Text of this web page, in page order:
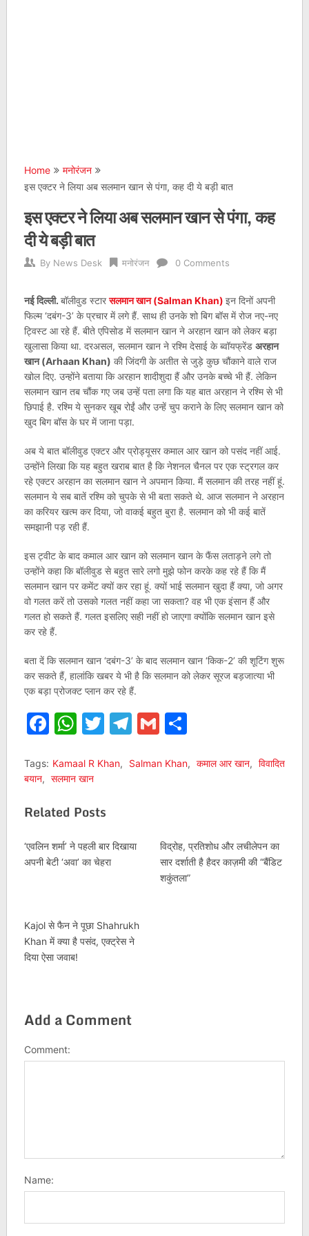
Home
मनोरंजन
इस एक्टर ने लिया अब सलमान खान से पंगा, कह दी ये बड़ी बात
इस एक्टर ने लिया अब सलमान खान से पंगा, कह
दी ये बड़ी बात
By News Desk मनोरंजन 0 Comments
नई दिल्ली. बॉलीवुड स्टारसलमान खान (Salman Khan) इन दिनों अपनी
फिल्म ‘दबंग-3’ के प्रचार में लगे हैं. साथ ही उनके शो बिग बॉस में रोज नए-नए
ट्विस्ट आ रहे हैं. बीते एपिसोड में सलमान खान ने अरहान खान को लेकर बड़ा
खुलासा किया था. दरअसल, सलमान खान ने रश्मि देसाई के ब्वॉयफ्रेंड अरहान
खान (Arhaan Khan) की जिंदगी के अतीत से जुड़े कुछ चौंकाने वाले राज
खोल दिए. उन्होंने बताया कि अरहान शादीशुदा हैं और उनके बच्चे भी हैं. लेकिन
सलमान खान तब चौंक गए जब उन्हें पता लगा कि यह बात अरहान ने रश्मि से भी
छिपाई है. रश्मि ये सुनकर खूब रोईं और उन्हें चुप कराने के लिए सलमान खान को
खुद बिग बॉस के घर में जाना पड़ा.
अब ये बात बॉलीवुड एक्टर और प्रोड्यूसर कमाल आर खान को पसंद नहीं आई.
उन्होंने लिखा कि यह बहुत खराब बात है कि नेशनल चैनल पर एक स्ट्रगल कर
रहे एक्टर अरहान का सलमान खान ने अपमान किया. मैं सलमान की तरह नहीं हूं.
सलमान ये सब बातें रश्मि को चुपके से भी बता सकते थे. आज सलमान ने अरहान
का करियर खत्म कर दिया, जो वाकई बहुत बुरा है. सलमान को भी कई बातें
समझानी पड़ रही हैं.
इस ट्वीट के बाद कमाल आर खान को सलमान खान के फैंस लताड़ने लगे तो
उन्होंने कहा कि बॉलीवुड से बहुत सारे लगो मुझे फोन करके कह रहे हैं कि मैं
सलमान खान पर कमेंट क्यों कर रहा हूं. क्यों भाई सलमान खुदा हैं क्या, जो अगर
वो गलत करें तो उसको गलत नहीं कहा जा सकता? वह भी एक इंसान हैं और
गलत हो सकते हैं. गलत इसलिए सही नहीं हो जाएगा क्योंकि सलमान खान इसे
कर रहे हैं.
बता दें कि सलमान खान ‘दबंग-3’ के बाद सलमान खान ‘किक-2’ की शूटिंग शुरू
कर सकते हैं, हालांकि खबर ये भी है कि सलमान को लेकर सूरज बड़जात्या भी
एक बड़ा प्रोजक्ट प्लान कर रहे हैं.
Facebook
WhatsApp
Twitter
Telegram
GmailShare
Tags: Kamaal R Khan, Salman Khan, कमाल आर खान, विवादित
बयान, सलमान खान
Related Posts
‘एवलिन शर्मा’ ने पहली बार दिखाया
अपनी बेटी ‘अवा’ का चेहरा
विद्रोह, प्रतिशोध और लचीलेपन का
सार दर्शाती है हैदर काज़मी की “बैंडिट
शकुंतला”
Kajol से फैन ने पूछा Shahrukh
Khan में क्या है पसंद, एक्ट्रेस ने
दिया ऐसा जवाब!
Add a Comment
Comment:
Name: